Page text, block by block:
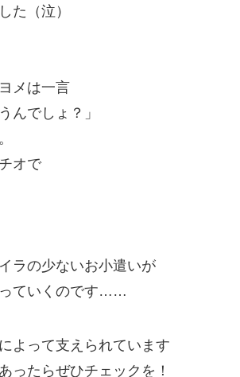
た（泣）
メは一言
んでしょ？」
オで
ラの少ないお小遣いが
ていくのです……
よって支えられています
ったらぜひチェックを！